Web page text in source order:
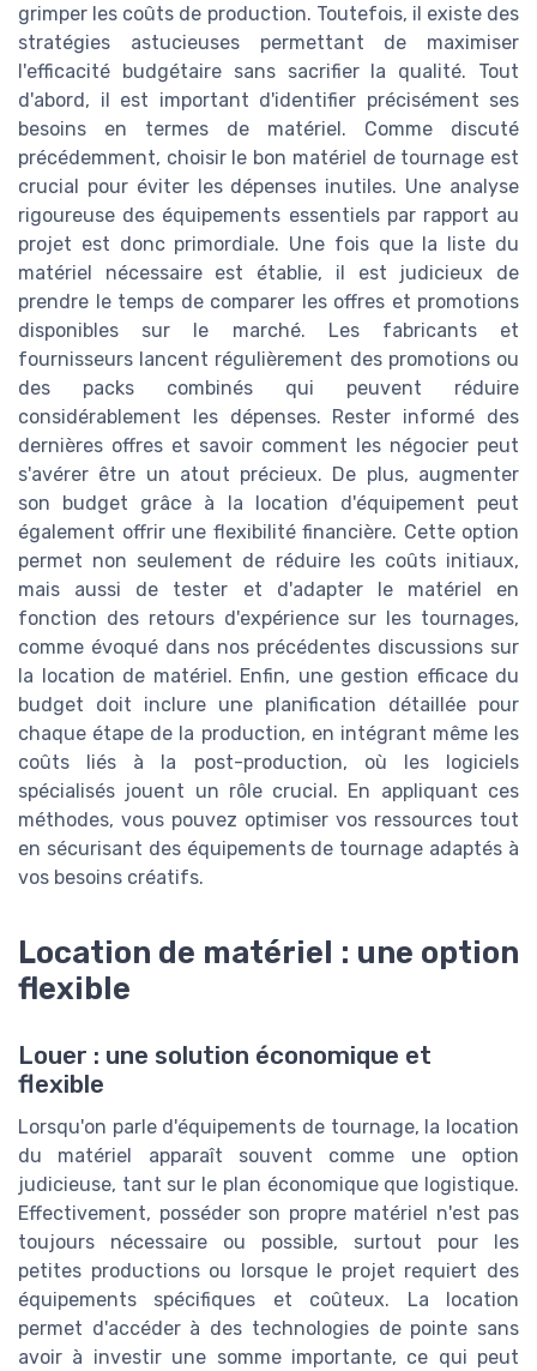
grimper les coûts de production. Toutefois, il existe des
stratégies astucieuses permettant de maximiser
l'efficacité budgétaire sans sacrifier la qualité. Tout
d'abord, il est important d'identifier précisément ses
besoins en termes de matériel. Comme discuté
précédemment, choisir le bon matériel de tournage est
crucial pour éviter les dépenses inutiles. Une analyse
rigoureuse des équipements essentiels par rapport au
projet est donc primordiale. Une fois que la liste du
matériel nécessaire est établie, il est judicieux de
prendre le temps de comparer les offres et promotions
disponibles sur le marché. Les fabricants et
fournisseurs lancent régulièrement des promotions ou
des packs combinés qui peuvent réduire
considérablement les dépenses. Rester informé des
dernières offres et savoir comment les négocier peut
s'avérer être un atout précieux. De plus, augmenter
son budget grâce à la location d'équipement peut
également offrir une flexibilité financière. Cette option
permet non seulement de réduire les coûts initiaux,
mais aussi de tester et d'adapter le matériel en
fonction des retours d'expérience sur les tournages,
comme évoqué dans nos précédentes discussions sur
la location de matériel. Enfin, une gestion efficace du
budget doit inclure une planification détaillée pour
chaque étape de la production, en intégrant même les
coûts liés à la post-production, où les logiciels
spécialisés jouent un rôle crucial. En appliquant ces
méthodes, vous pouvez optimiser vos ressources tout
en sécurisant des équipements de tournage adaptés à
vos besoins créatifs.
Location de matériel : une option
flexible
Louer : une solution économique et
flexible
Lorsqu'on parle d'équipements de tournage, la location
du matériel apparaît souvent comme une option
judicieuse, tant sur le plan économique que logistique.
Effectivement, posséder son propre matériel n'est pas
toujours nécessaire ou possible, surtout pour les
petites productions ou lorsque le projet requiert des
équipements spécifiques et coûteux. La location
permet d'accéder à des technologies de pointe sans
avoir à investir une somme importante, ce qui peut